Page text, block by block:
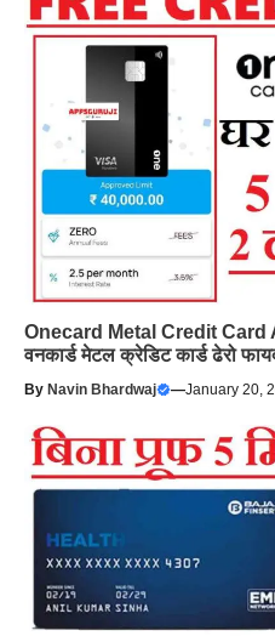
Onecard Metal Credit Card
वनकार्ड मेटल क्रेडिट कार्ड ढेरो
By Navin Bhardwaj —January 20,